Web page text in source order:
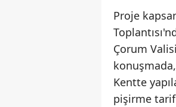
Proje
Çorum
Kentte
pişirme